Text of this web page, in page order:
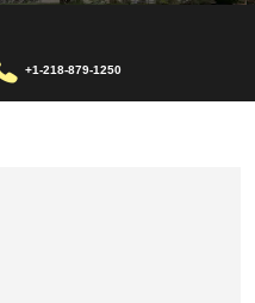
+1-218-879-1250